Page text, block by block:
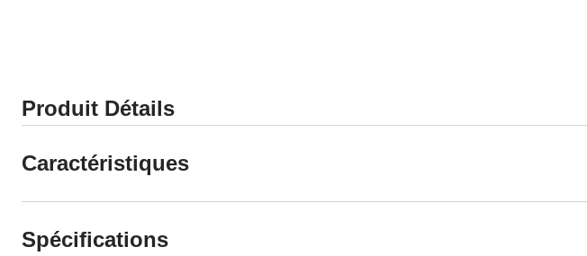
Produit Détails
Caractéristiques
Spécifications